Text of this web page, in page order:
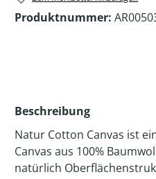
Produktnummer:
Beschreibung
Natur Cotton Canvas ist
Canvas aus 100%
natürlich